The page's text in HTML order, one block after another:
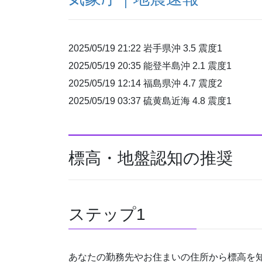
2025/05/19 21:22 岩手県沖 3.5 震度1
2025/05/19 20:35 能登半島沖 2.1 震度1
2025/05/19 12:14 福島県沖 4.7 震度2
2025/05/19 03:37 硫黄島近海 4.8 震度1
標高・地盤認知の推奨
ステップ1
あなたの勤務先やお住まいの住所から標高を